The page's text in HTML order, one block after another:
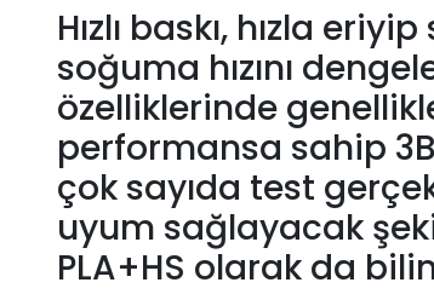
Hızlı baskı, hızla
soğuma hızını
özelliklerinde
performansa sahip
çok sayıda test
uyum sağlayacak
PLA+HS olarak da